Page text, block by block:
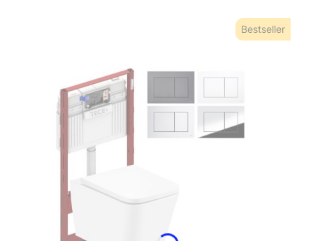
Bestseller